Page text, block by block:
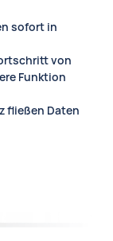
sofort in
von
Funktion
fließen Daten